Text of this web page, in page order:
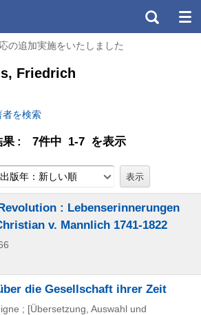
の追加実施をいたしました
Friedrich
者を検索
果 7件中 1-7 を表示
出版年：新しい順
: Lebenserinnerungen
v. Mannlich 1741-1822
die Gesellschaft ihrer Zeit
; [Übersetzung, Auswahl und